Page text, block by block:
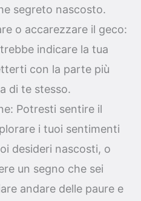
segreto nascosto.
o accarezzare il geco:
indicare la tua
con la parte più
di te stesso.
Potresti sentire il
i tuoi sentimenti
desideri nascosti, o
un segno che sei
andare delle paure e